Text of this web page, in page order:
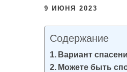
9 ИЮНЯ 2023
Содержание
Вариант
Можете быть